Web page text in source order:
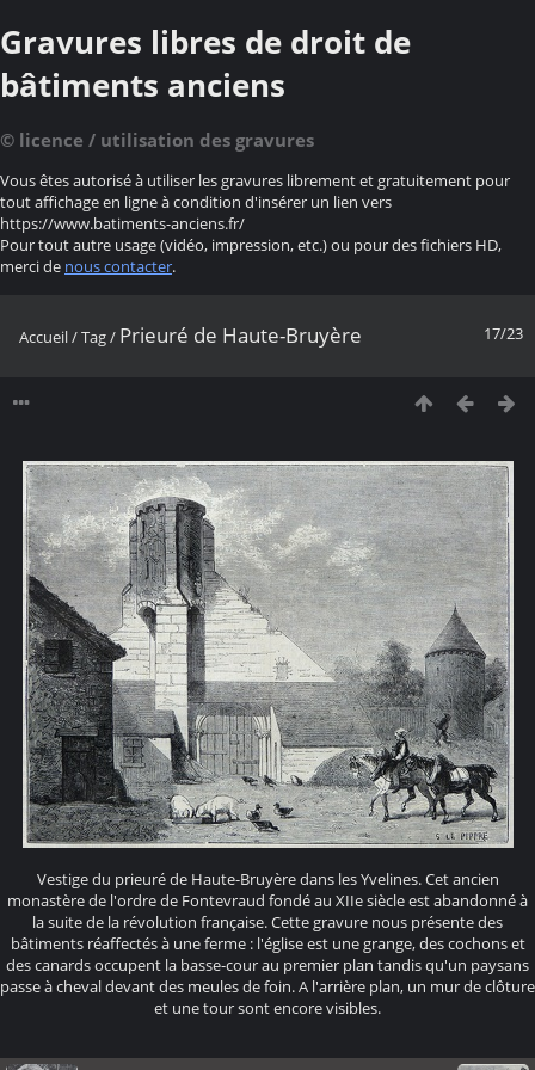
Gravures libres de droit de
bâtiments anciens
© licence / utilisation des gravures
Vous êtes autorisé à utiliser les gravures librement et gratuitement pour
tout affichage en ligne à condition d'insérer un lien vers
https://www.batiments-anciens.fr/
Pour tout autre usage (vidéo, impression, etc.) ou pour des fichiers HD,
merci de nous contacter.
17/23
Accueil/Tag/ Prieuré de Haute-Bruyère
Vestige du prieuré de Haute-Bruyère dans les Yvelines. Cet ancien
monastère de l'ordre de Fontevraud fondé au XIIe siècle est abandonné à
la suite de la révolution française. Cette gravure nous présente des
bâtiments réaffectés à une ferme : l'église est une grange, des cochons et
des canards occupent la basse-cour au premier plan tandis qu'un paysans
passe à cheval devant des meules de foin. A l'arrière plan, un mur de clôture
et une tour sont encore visibles.